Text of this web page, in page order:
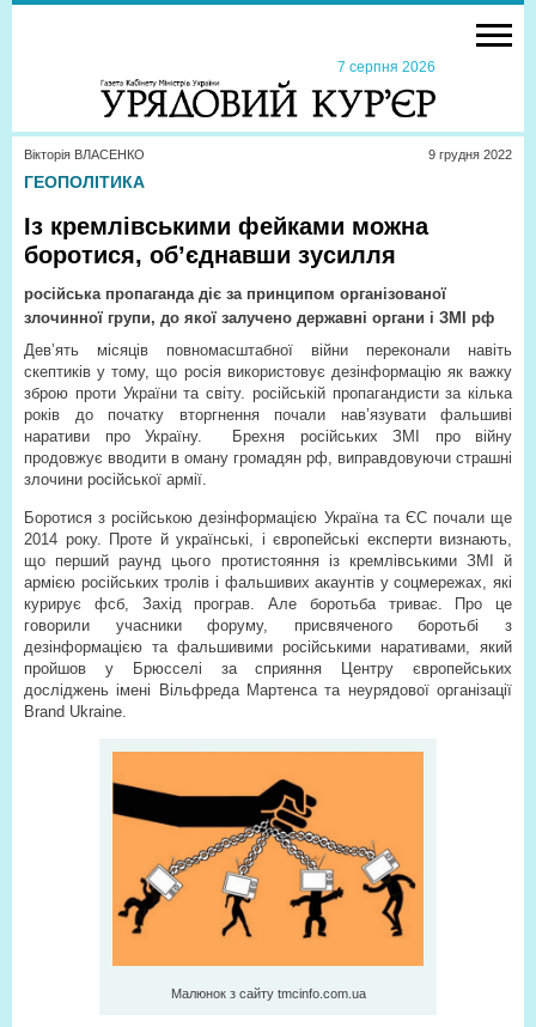
7 серпня 2026
Вікторія ВЛАСЕНКО 9 грудня 2022
ГЕОПОЛІТИКА
Із кремлівськими фейками можна
боротися, об’єднавши зусилля
російська пропаганда діє за принципом організованої
злочинної групи, до якої залучено державні органи і ЗМІ рф
Дев’ять місяців повномасштабної війни переконали навіть
скептиків у тому, що росія використовує дезінформацію як важку
зброю проти України та світу. російській пропагандисти за кілька
років до початку вторгнення почали нав’язувати фальшиві
наративи про Україну.
Брехня російських ЗМІ про війну
продовжує вводити в оману громадян рф, виправдовуючи страшні
злочини російської армії.
Боротися з російською дезінформацією Україна та ЄС почали ще
2014 року. Проте й українські, і європейські експерти визнають,
що перший раунд цього протистояння із кремлівськими ЗМІ й
армією російських тролів і фальшивих акаунтів у соцмережах, які
курирує фсб, Захід програв. Але боротьба триває. Про це
говорили учасники форуму, присвяченого боротьбі з
дезінформацією та фальшивими російськими наративами, який
пройшов у Брюсселі за сприяння Центру європейських
досліджень імені Вільфреда Мартенса та неурядової організації
Brand Ukraine.
Малюнок з сайту tmcinfo.com.ua